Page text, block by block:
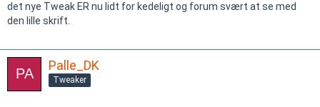
det nye Tweak ER nu lidt for kedeligt og forum svært at se med
den lille skrift.
Palle_DK
Tweaker